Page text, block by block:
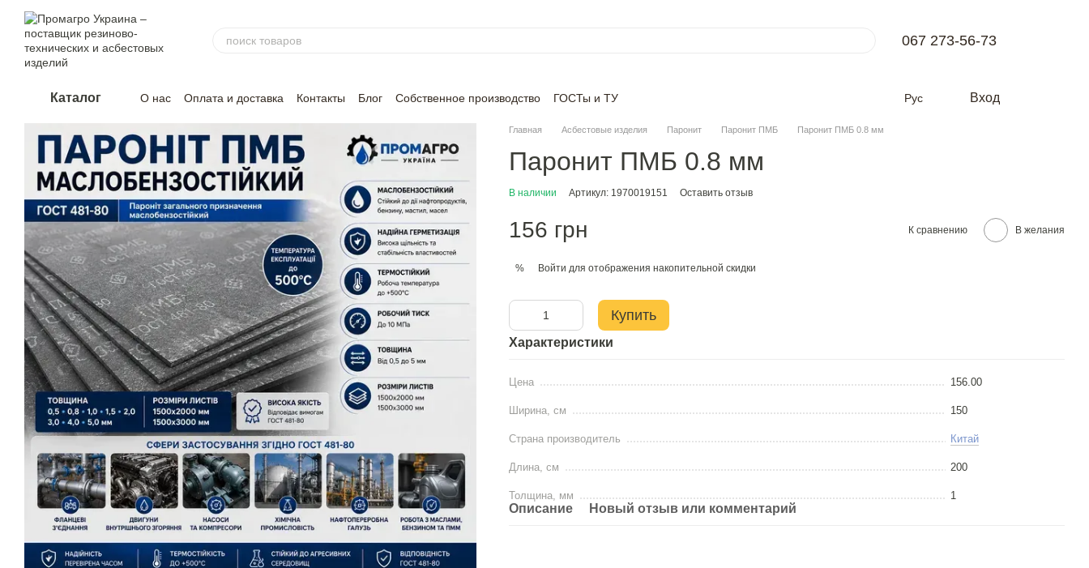
Перейти к основному контенту
067 273-56-73
Каталог О нас Оплата и доставка Контакты Блог Собственное производство ГОСТы и ТУ Рус Вход
Главная Асбестовые изделия Паронит Паронит ПМБ Паронит ПМБ 0.8 мм
Паронит ПМБ 0.8 мм
В наличии Артикул: 1970019151 Оставить отзыв
156 грн К сравнению В желания
% Войти для отображения накопительной скидки
Купить
Характеристики
Цена 156.00
Ширина, см 150
Страна производитель Китай
Длина, см 200
Толщина, мм 1
Описание Новый отзыв или комментарий